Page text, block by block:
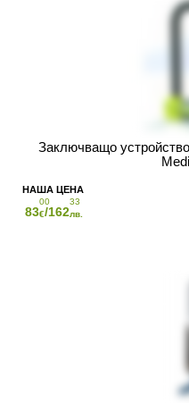
Заключващо
83
00
€/162
33
лв.